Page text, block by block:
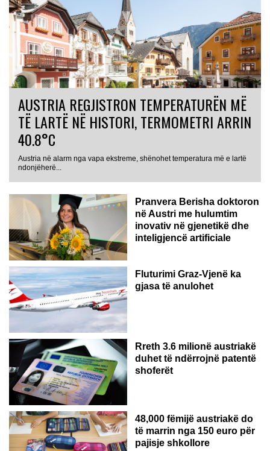
AUSTRIA REGJISTRON TEMPERATURËN MË
TË LARTË NË HISTORI, TERMOMETRI ARRIN
40.8°C
Austria në alarm nga vapa ekstreme, shënohet temperatura më e lartë
ndonjëherë...
AUSTRI
Pranvera Berisha doktoron
në Austri me hulumtim
inovativ në gjenetikë dhe
inteligjencë artificiale
Fluturimi Graz-Vjenë ka
gjasa të anulohet
Rreth 3.6 milionë austriakë
duhet të ndërrojnë patentë
shoferët
48,000 fëmijë austriakë do
të marrin nga 150 euro për
pajisje shkollore